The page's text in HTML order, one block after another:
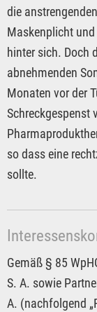
die
Maskenplicht
hinter sich. Doch
abnehmenden
Monaten vor der
Schreckgespenst
so dass eine
sollte.
Gemäß § 85
S. A. sowie
A. (nachfolgend